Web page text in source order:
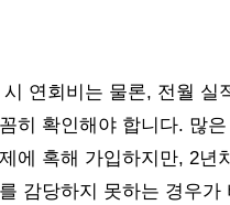
연회비는 물론, 전월 실
히 확인해야 합니다. 많
에 혹해 가입하지만, 2년
감당하지 못하는 경우가